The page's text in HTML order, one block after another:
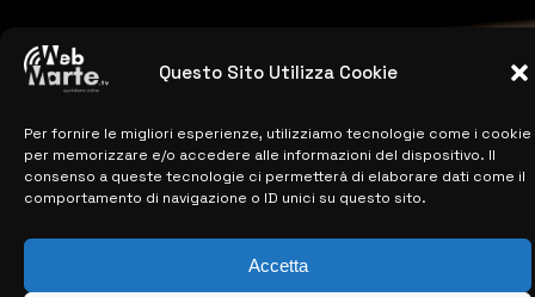
Questo Sito Utilizza Cookie
Per fornire le migliori esperienze, utilizziamo tecnologie come i cookie
per memorizzare e/o accedere alle informazioni del dispositivo. Il
consenso a queste tecnologie ci permetterà di elaborare dati come il
comportamento di navigazione o ID unici su questo sito.
Accetta
S.R.L.S.– P.IVA: 02184950893 – TUTTI I DIRITTI RISERVATI –
CREATO DA LUIGI PITARI